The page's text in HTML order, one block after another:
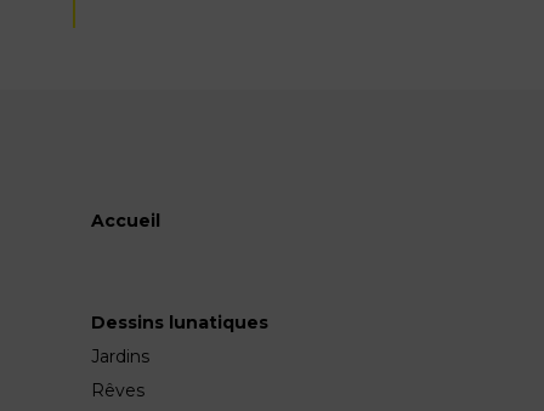
Accueil
Dessins lunatiques
Jardins
Rêves